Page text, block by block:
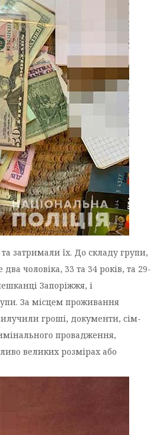
затримали їх. До складу групи,
чоловіка, 33 та 34 років, та 29-
Запоріжжя, і
За місцем проживання
гроші, документи, сім-
провадження,
великих розмірах або